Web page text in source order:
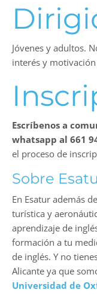
Jóvenes y adultos.
interés y
Escríbenos a
whatsapp al 661
el proceso de
Sobre
En Esatur además
turística y
aprendizaje de
formación a tu
de inglés. Y no
Alicante ya que
Universidad de